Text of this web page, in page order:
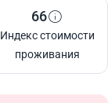
66
Индекс стоимости
проживания